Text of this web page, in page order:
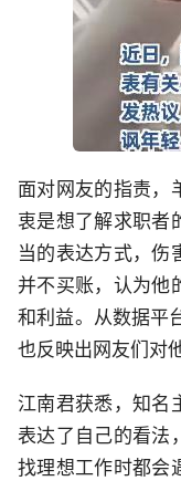
面对网友的指责，
衷是想了解求职者
当的表达方式，伤
并不买账，认为他
和利益。从数据平
也反映出网友们对
江南君获悉，知名
表达了自己的看法
找理想工作时都会